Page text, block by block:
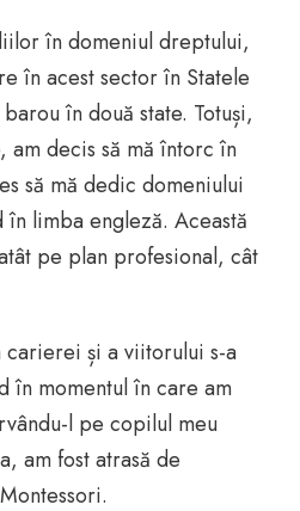
în domeniul dreptului,
în acest sector în Statele
în două state. Totuși,
am decis să mă întorc în
să mă dedic domeniului
limba engleză. Această
pe plan profesional, cât
carierei și a viitorului s-a
în momentul în care am
l pe copilul meu
am fost atrasă de